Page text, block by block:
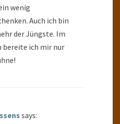
wenig
Auch ich bin
der Jüngste. Im
bereite ich mir nur
says: